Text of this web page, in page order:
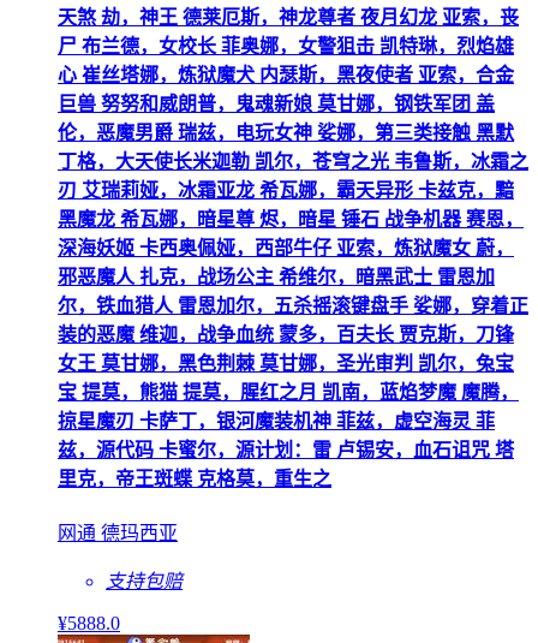
天煞 劫，神王 德莱厄斯，神龙尊者 夜月幻龙 亚索，丧
尸 布兰德，女校长 菲奥娜，女警狙击 凯特琳，烈焰雄
心 崔丝塔娜，炼狱魔犬 内瑟斯，黑夜使者 亚索，合金
巨兽 努努和威朗普，鬼魂新娘 莫甘娜，钢铁军团 盖
伦，恶魔男爵 瑞兹，电玩女神 娑娜，第三类接触 黑默
丁格，大天使长米迦勒 凯尔，苍穹之光 韦鲁斯，冰霜之
刃 艾瑞莉娅，冰霜亚龙 希瓦娜，霸天异形 卡兹克，黯
黑魔龙 希瓦娜，暗星尊 烬，暗星 锤石 战争机器 赛恩，
深海妖姬 卡西奥佩娅，西部牛仔 亚索，炼狱魔女 蔚，
邪恶魔人 扎克，战场公主 希维尔，暗黑武士 雷恩加
尔，铁血猎人 雷恩加尔，五杀摇滚键盘手 娑娜，穿着正
装的恶魔 维迦，战争血统 蒙多，百夫长 贾克斯，刀锋
女王 莫甘娜，黑色荆棘 莫甘娜，圣光审判 凯尔，兔宝
宝 提莫，熊猫 提莫，腥红之月 凯南，蓝焰梦魔 魔腾，
掠星魔刃 卡萨丁，银河魔装机神 菲兹，虚空海灵 菲
兹，源代码 卡蜜尔，源计划：雷 卢锡安，血石诅咒 塔
里克，帝王斑蝶 克格莫，重生之
网通 德玛西亚
支持包赔
¥5888.0